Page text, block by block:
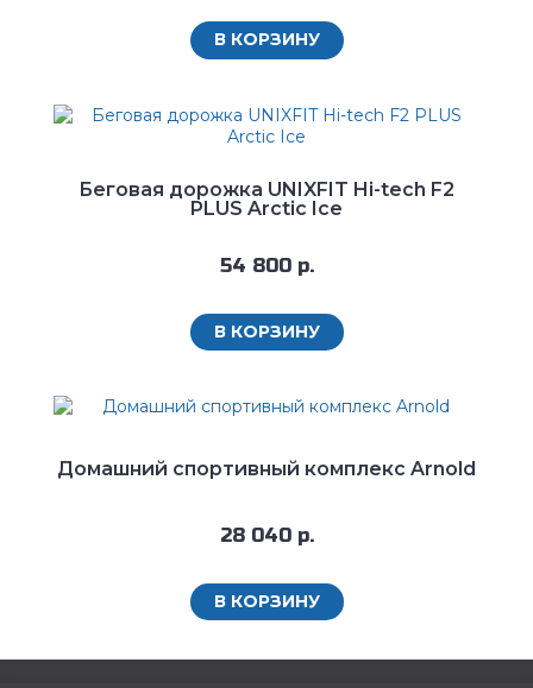
В КОРЗИНУ
Беговая дорожка UNIXFIT Hi-tech F2
PLUS Arctic Ice
54 800 р.
В КОРЗИНУ
Домашний спортивный комплекс Arnold
28 040 р.
В КОРЗИНУ